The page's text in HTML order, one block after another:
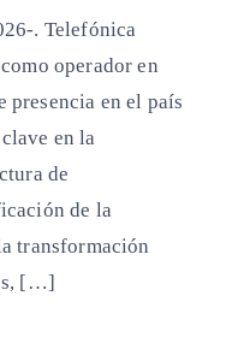
. Telefónica
operador en
presencia en el país
en la
de
de la
transformación
[…]